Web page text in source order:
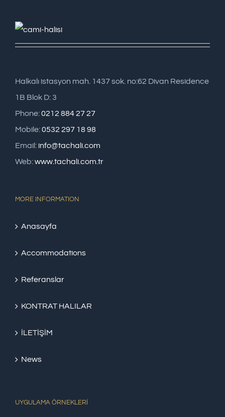
Halkalı istasyon mah. 1437 sok. no:62 Divan Residence
1B Blok D: 3
Phone:0212 884 27 27
Mobile:0532 297 18 98
Email: info@tachali.com
Web:www.tachali.com.tr
MORE INFORMATION
Anasayfa
Accommodations
Referanslar
KONTRAT HALILAR
İLETİŞİM
News
UYGULAMA ÖRNEKLERİ